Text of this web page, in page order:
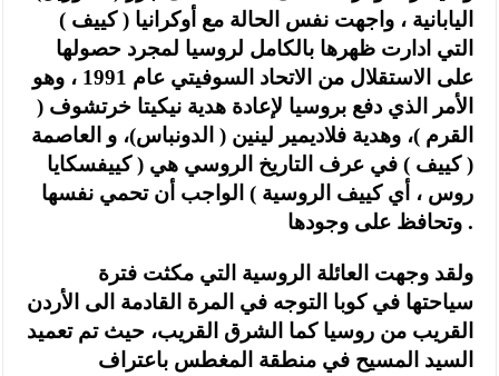
اليابانية ، واجهت نفس الحالة مع أوكرانيا ( كييف )
التي ادارت ظهرها بالكامل لروسيا لمجرد حصولها
على الاستقلال من الاتحاد السوفيتي عام 1991 ، وهو
الأمر الذي دفع بروسيا لإعادة هدية نيكيتا خرتشوف (
القرم )، وهدية فلاديمير لينين ( الدونباس)، و العاصمة
( كييف ) في عرف التاريخ الروسي هي ( كييفسكايا
روس ، أي كييف الروسية ) الواجب أن تحمي نفسها
وتحافظ على وجودها .
ولقد وجهت العائلة الروسية التي مكثت فترة
سياحتها في كوبا التوجه في المرة القادمة الى الأردن
القريب من روسيا كما الشرق القريب، حيث تم تعميد
السيد المسيح في منطقة المغطس باعتراف